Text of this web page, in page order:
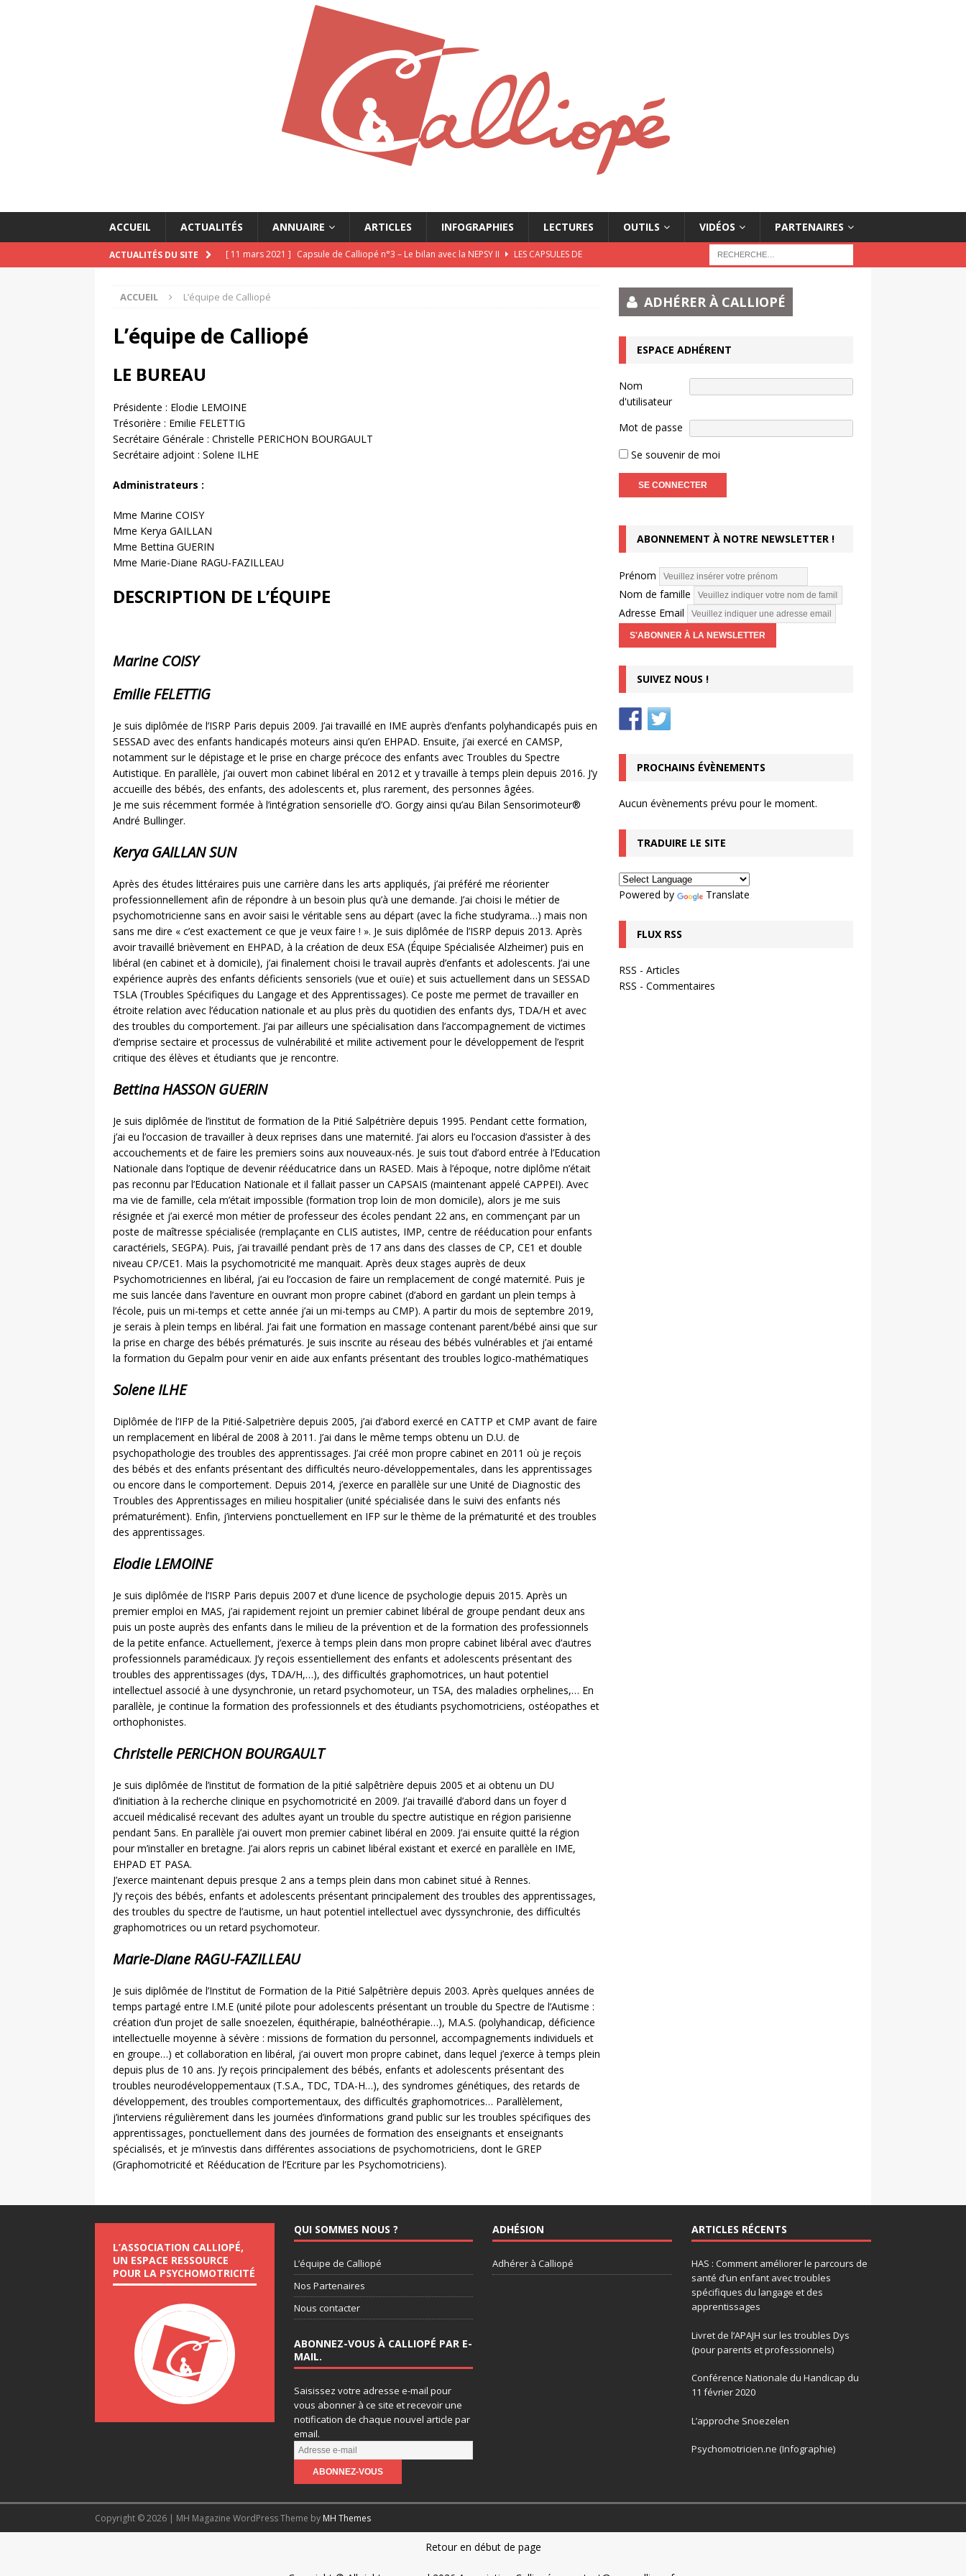
ACCUEIL ACTUALITÉS ANNUAIRE ARTICLES INFOGRAPHIES LECTURES OUTILS VIDÉOS PARTENAIRES
ACTUALITÉS DU SITE [ 11 mars 2021 ] Capsule de Calliopé n°3 – Le bilan avec la NEPSY II
LES CAPSULES DE
[ 11 mars 2021 ]
CALLIOPÉ
[ 22 janvier 2021 ]
psychomotricité
ACCUEIL L’équipe de Calliopé
L’équipe de Calliopé
LE BUREAU
Présidente : Elodie LEMOINE
Trésorière : Emilie FELETTIG
Secrétaire Générale : Christelle PERICHON BOURGAULT
Secrétaire adjoint : Solene ILHE
Administrateurs :
Mme Marine COISY
Mme Kerya GAILLAN
Mme Bettina GUERIN
Mme Marie-Diane RAGU-FAZILLEAU
DESCRIPTION DE L’ÉQUIPE
Marine COISY
Emilie FELETTIG
Je suis diplômée de l’ISRP Paris depuis 2009. J’ai travaillé en IME auprès d’enfants polyhandicapés puis en
SESSAD avec des enfants handicapés moteurs ainsi qu’en EHPAD. Ensuite, j’ai exercé en CAMSP,
notamment sur le dépistage et le prise en charge précoce des enfants avec Troubles du Spectre
Autistique. En parallèle, j’ai ouvert mon cabinet libéral en 2012 et y travaille à temps plein depuis 2016. J’y
accueille des bébés, des enfants, des adolescents et, plus rarement, des personnes âgées.
Je me suis récemment formée à l’intégration sensorielle d’O. Gorgy ainsi qu’au Bilan Sensorimoteur®
André Bullinger.
Kerya GAILLAN SUN
Après des études littéraires puis une carrière dans les arts appliqués, j’ai préféré me réorienter
professionnellement afin de répondre à un besoin plus qu’à une demande. J’ai choisi le métier de
psychomotricienne sans en avoir saisi le véritable sens au départ (avec la fiche studyrama…) mais non
sans me dire « c’est exactement ce que je veux faire ! ». Je suis diplômée de l’ISRP depuis 2013. Après
avoir travaillé brièvement en EHPAD, à la création de deux ESA (Équipe Spécialisée Alzheimer) puis en
libéral (en cabinet et à domicile), j’ai finalement choisi le travail auprès d’enfants et adolescents. J’ai une
expérience auprès des enfants déficients sensoriels (vue et ouïe) et suis actuellement dans un SESSAD
TSLA (Troubles Spécifiques du Langage et des Apprentissages). Ce poste me permet de travailler en
étroite relation avec l’éducation nationale et au plus près du quotidien des enfants dys, TDA/H et avec
des troubles du comportement. J’ai par ailleurs une spécialisation dans l’accompagnement de victimes
d’emprise sectaire et processus de vulnérabilité et milite activement pour le développement de l’esprit
critique des élèves et étudiants que je rencontre.
Bettina HASSON GUERIN
Je suis diplômée de l’institut de formation de la Pitié Salpétrière depuis 1995. Pendant cette formation,
j’ai eu l’occasion de travailler à deux reprises dans une maternité. J’ai alors eu l’occasion d’assister à des
accouchements et de faire les premiers soins aux nouveaux-nés. Je suis tout d’abord entrée à l’Education
Nationale dans l’optique de devenir rééducatrice dans un RASED. Mais à l’époque, notre diplôme n’était
pas reconnu par l’Education Nationale et il fallait passer un CAPSAIS (maintenant appelé CAPPEI). Avec
ma vie de famille, cela m’était impossible (formation trop loin de mon domicile), alors je me suis
résignée et j’ai exercé mon métier de professeur des écoles pendant 22 ans, en commençant par un
poste de maîtresse spécialisée (remplaçante en CLIS autistes, IMP, centre de rééducation pour enfants
caractériels, SEGPA). Puis, j’ai travaillé pendant près de 17 ans dans des classes de CP, CE1 et double
niveau CP/CE1. Mais la psychomotricité me manquait. Après deux stages auprès de deux
Psychomotriciennes en libéral, j’ai eu l’occasion de faire un remplacement de congé maternité. Puis je
me suis lancée dans l’aventure en ouvrant mon propre cabinet (d’abord en gardant un plein temps à
l’école, puis un mi-temps et cette année j’ai un mi-temps au CMP). A partir du mois de septembre 2019,
je serais à plein temps en libéral. J’ai fait une formation en massage contenant parent/bébé ainsi que sur
la prise en charge des bébés prématurés. Je suis inscrite au réseau des bébés vulnérables et j’ai entamé
la formation du Gepalm pour venir en aide aux enfants présentant des troubles logico-mathématiques
Solene ILHE
Diplômée de l’IFP de la Pitié-Salpetrière depuis 2005, j’ai d’abord exercé en CATTP et CMP avant de faire
un remplacement en libéral de 2008 à 2011. J’ai dans le même temps obtenu un D.U. de
psychopathologie des troubles des apprentissages. J’ai créé mon propre cabinet en 2011 où je reçois
des bébés et des enfants présentant des difficultés neuro-développementales, dans les apprentissages
ou encore dans le comportement. Depuis 2014, j’exerce en parallèle sur une Unité de Diagnostic des
Troubles des Apprentissages en milieu hospitalier (unité spécialisée dans le suivi des enfants nés
prématurément). Enfin, j’interviens ponctuellement en IFP sur le thème de la prématurité et des troubles
des apprentissages.
Elodie LEMOINE
Je suis diplômée de l’ISRP Paris depuis 2007 et d’une licence de psychologie depuis 2015. Après un
premier emploi en MAS, j’ai rapidement rejoint un premier cabinet libéral de groupe pendant deux ans
puis un poste auprès des enfants dans le milieu de la prévention et de la formation des professionnels
de la petite enfance. Actuellement, j’exerce à temps plein dans mon propre cabinet libéral avec d’autres
professionnels paramédicaux. J’y reçois essentiellement des enfants et adolescents présentant des
troubles des apprentissages (dys, TDA/H,…), des difficultés graphomotrices, un haut potentiel
intellectuel associé à une dysynchronie, un retard psychomoteur, un TSA, des maladies orphelines,… En
parallèle, je continue la formation des professionnels et des étudiants psychomotriciens, ostéopathes et
orthophonistes.
Christelle PERICHON BOURGAULT
Je suis diplômée de l’institut de formation de la pitié salpêtrière depuis 2005 et ai obtenu un DU
d’initiation à la recherche clinique en psychomotricité en 2009. J’ai travaillé d’abord dans un foyer d
accueil médicalisé recevant des adultes ayant un trouble du spectre autistique en région parisienne
pendant 5ans. En parallèle j’ai ouvert mon premier cabinet libéral en 2009. J’ai ensuite quitté la région
pour m’installer en bretagne. J’ai alors repris un cabinet libéral existant et exercé en parallèle en IME,
EHPAD ET PASA.
J’exerce maintenant depuis presque 2 ans a temps plein dans mon cabinet situé à Rennes.
J’y reçois des bébés, enfants et adolescents présentant principalement des troubles des apprentissages,
des troubles du spectre de l’autisme, un haut potentiel intellectuel avec dyssynchronie, des difficultés
graphomotrices ou un retard psychomoteur.
Marie-Diane RAGU-FAZILLEAU
Je suis diplômée de l’Institut de Formation de la Pitié Salpêtrière depuis 2003. Après quelques années de
temps partagé entre I.M.E (unité pilote pour adolescents présentant un trouble du Spectre de l’Autisme :
création d’un projet de salle snoezelen, équithérapie, balnéothérapie…), M.A.S. (polyhandicap, déficience
intellectuelle moyenne à sévère : missions de formation du personnel, accompagnements individuels et
en groupe…) et collaboration en libéral, j’ai ouvert mon propre cabinet, dans lequel j’exerce à temps plein
depuis plus de 10 ans. J’y reçois principalement des bébés, enfants et adolescents présentant des
troubles neurodéveloppementaux (T.S.A., TDC, TDA-H…), des syndromes génétiques, des retards de
développement, des troubles comportementaux, des difficultés graphomotrices… Parallèlement,
j’interviens régulièrement dans les journées d’informations grand public sur les troubles spécifiques des
apprentissages, ponctuellement dans des journées de formation des enseignants et enseignants
spécialisés, et je m’investis dans différentes associations de psychomotriciens, dont le GREP
(Graphomotricité et Rééducation de l’Ecriture par les Psychomotriciens).
ADHÉRER À CALLIOPÉ
ESPACE ADHÉRENT
Nom
d'utilisateur
Mot de passe
Se souvenir de moi
ABONNEMENT À NOTRE NEWSLETTER !
Prénom
Nom de famille
Adresse Email
SUIVEZ NOUS !
PROCHAINS ÉVÈNEMENTS
Aucun évènements prévu pour le moment.
TRADUIRE LE SITE
Powered by Translate
FLUX RSS
RSS - Articles
RSS - Commentaires
L’ASSOCIATION CALLIOPÉ,
UN ESPACE RESSOURCE
POUR LA PSYCHOMOTRICITÉ
QUI SOMMES NOUS ?
L’équipe de Calliopé
Nos Partenaires
Nous contacter
ABONNEZ-VOUS À CALLIOPÉ PAR E-
MAIL.
Saisissez votre adresse e-mail pour
vous abonner à ce site et recevoir une
notification de chaque nouvel article par
email.
A
d
s
s
e
ADHÉSION
Adhérer à Calliopé
ARTICLES RÉCENTS
HAS : Comment améliorer le parcours de
santé d’un enfant avec troubles
spécifiques du langage et des
apprentissages
Livret de l’APAJH sur les troubles Dys
(pour parents et professionnels)
Conférence Nationale du Handicap du
11 février 2020
L’approche Snoezelen
Psychomotricien.ne (Infographie)
Copyright © 2026 | MH Magazine WordPress Theme by MH Themes
Retour en début de page